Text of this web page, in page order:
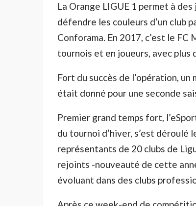
La Orange LIGUE 1 permet à
défendre les couleurs d’un club
Conforama. En 2017, c’est le
tournois et en joueurs, avec plus
Fort du succès de l’opération,
était donné pour une seconde
Premier grand temps fort,
du tournoi d’hiver, s’est
représentants de 20 clubs de
rejoints -nouveauté de cette
évoluant dans des clubs